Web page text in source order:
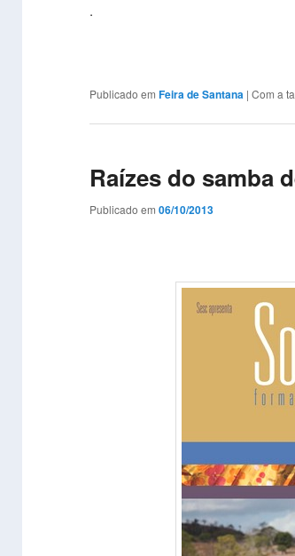
.
Publicado em Feira de Santana | Com a
Raízes do samba
Publicado em 06/10/2013